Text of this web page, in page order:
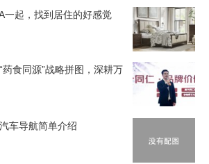
一起，找到居住的好感觉
食同源”战略拼图，深耕万
车导航简单介绍